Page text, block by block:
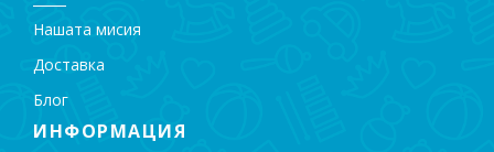
Нашата мисия
Доставка
Блог
ИНФОРМАЦИЯ